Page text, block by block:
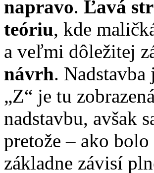
napravo. Ľavá
teóriu, kde
a veľmi dôležitej
návrh.
„Z“ je tu
nadstavbu, avšak
pretože – ako
základne závisí